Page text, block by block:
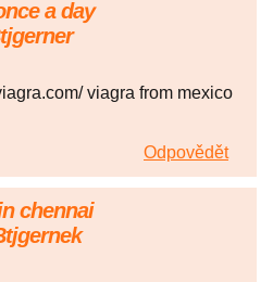
a day
viagra from mexico
Odpovědět
chennai